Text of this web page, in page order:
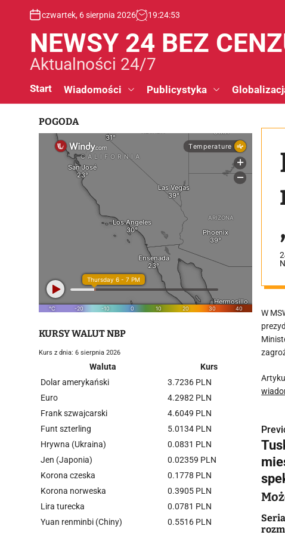
czwartek, 6 sierpnia 2026 19:24:54
NEWSY 24 BEZ
Aktualności 24/7
Start Wiadomości Publicystyka
W
N
a
w
i
g
POGODA
KURSY WALUT NBP
Kurs z dnia: 6 sierpnia 2026
Waluta
Kurs
Dolar amerykański
3.7236 PLN
Euro
4.2982 PLN
Frank szwajcarski
4.6049 PLN
Funt szterling
5.0134 PLN
Hrywna (Ukraina)
0.0831 PLN
Jen (Japonia)
0.02359 PLN
Korona czeska
0.1778 PLN
Korona norweska
0.3905 PLN
Lira turecka
0.0781 PLN
Yuan renminbi (Chiny)
0.5516 PLN